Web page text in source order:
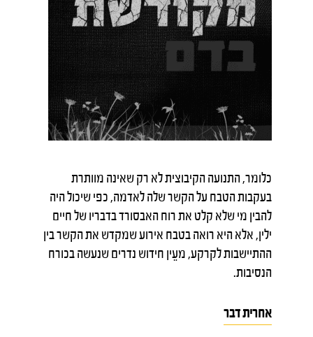
כלומר, התנועה הקיבוצית לא רק שאינה מוותרת
בעקבות הטבח על הקשר שלה לאדמה, כפי שיכול היה
להבין מי שלא קלט את רוח האבסורד בדבריו של חיים
ילין, אלא היא רואה בטבח אירוע שמקדש את הקשר בין
ההתיישבות לקרקע, מעֵין חידוש נדרים שנעשה בכורח
הנסיבות.
אחרית דבר